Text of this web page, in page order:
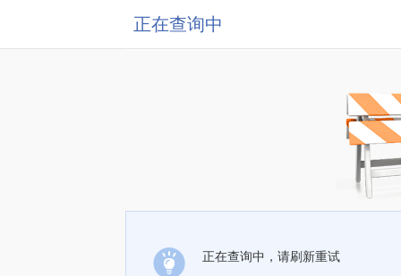
正在查询中
正在查询中，请刷新重试